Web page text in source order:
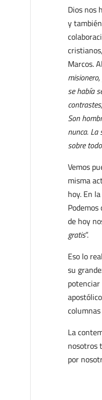
Dios nos
y
Marcos.
se había
Son
nunca. La
sobre
Vemos
misma
hoy. En
de hoy
gratis”.
Eso lo
su
La
nosotros
por